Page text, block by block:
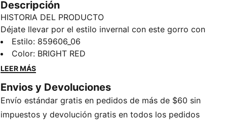
Descripción
HISTORIA DEL PRODUCTO
Déjate llevar por el estilo invernal con este gorro con
pompones en la parte superior.
DETALLES
Detalle en el dobladillo
100 % acrílico
Estilo: 859606_06
Color: BRIGHT RED
LEER MÁS
Envios y Devoluciones
Envío estándar gratis en pedidos de más de $60 sin
impuestos y devolución gratis en todos los pedidos